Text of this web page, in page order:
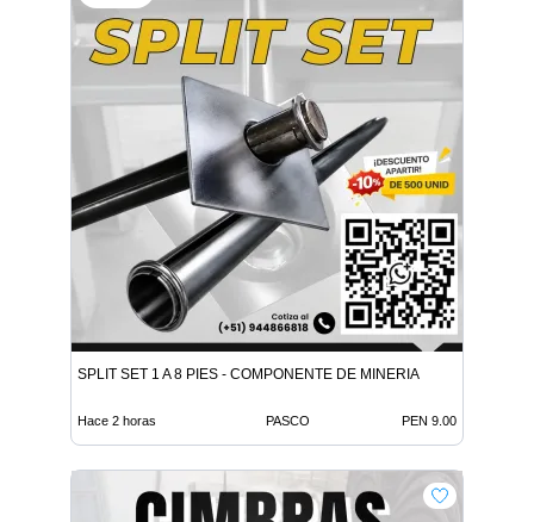
SPLIT SET 1 A 8 PIES - COMPONENTE DE MINERIA
Hace 2 horas PASCO PEN 9.00